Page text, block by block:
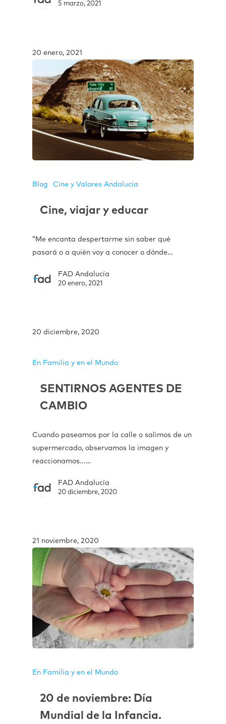
5 marzo, 2021
20 enero, 2021
Blog Cine y Valores Andalucía
Cine, viajar y educar
“Me encanta despertarme sin saber qué
pasará o a quién voy a conocer o dónde…
FAD Andalucía
20 enero, 2021
20 diciembre, 2020
En Familia y en el Mundo
SENTIRNOS AGENTES DE
CAMBIO
Cuando paseamos por la calle o salimos de un
supermercado, observamos la imagen y
reaccionamos...…
FAD Andalucía
20 diciembre, 2020
21 noviembre, 2020
En Familia y en el Mundo
20 de noviembre: Día
Mundial de la Infancia.